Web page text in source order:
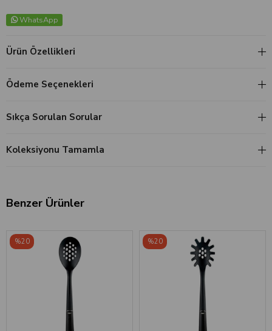
WhatsApp
Ürün Özellikleri
Ödeme Seçenekleri
Sıkça Sorulan Sorular
Koleksiyonu Tamamla
Benzer Ürünler
%20 %20